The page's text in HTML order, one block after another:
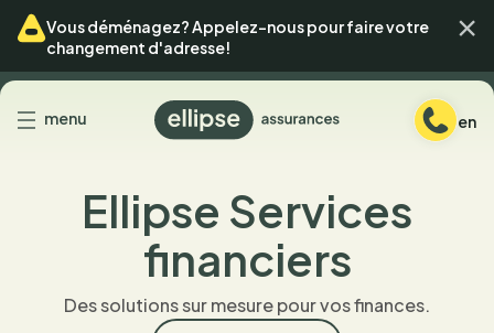
Passer
au
menu
Passer
au
contenu
Vous déménagez? Appelez-nous pour faire votre
changement d'adresse!
menu
Retour
à
en
Ellipse Services
financiers
Des solutions sur mesure pour vos finances.